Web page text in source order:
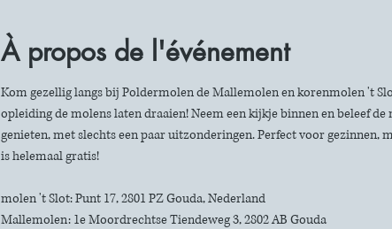
À propos de l'événement
Kom gezellig langs bij Poldermolen de Mallemolen en korenmolen 't
opleiding de molens laten draaien! Neem een kijkje binnen en beleef
genieten, met slechts een paar uitzonderingen. Perfect voor gezinnen,
is helemaal gratis!
molen 't Slot: Punt 17, 2801 PZ Gouda, Nederland
Mallemolen: 1e Moordrechtse Tiendeweg 3, 2802 AB Gouda